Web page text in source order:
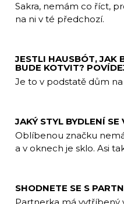
Sakra, nemám co říct,
na ni v té předchozí.
JESTLI HAUSBÓT, JAK
BUDE KOTVIT?
Je to v podstatě dům
JAKÝ STYL BYDLENÍ
Oblíbenou značku
a v oknech je sklo. Asi
SHODNETE SE S